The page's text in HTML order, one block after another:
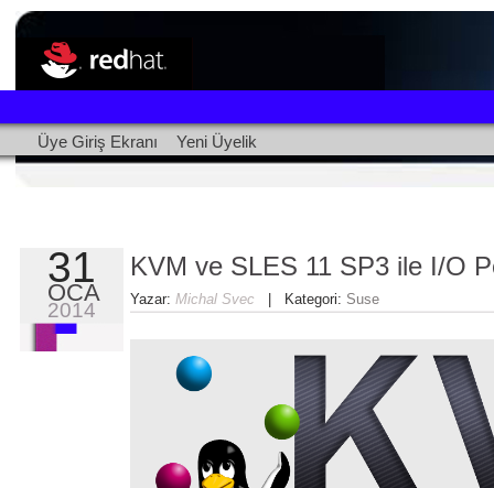
Üye Giriş Ekranı Yeni Üyelik
31
OCA
2014
KVM ve SLES 11 SP3 ile I/O
Yazar: Michal Svec | Kategori: Suse